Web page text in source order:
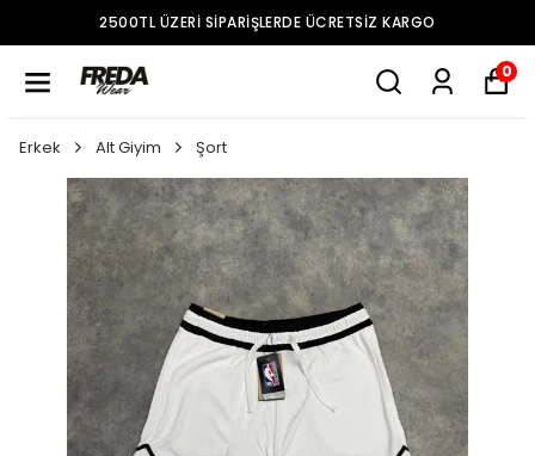
2500TL ÜZERI SIPARIŞLERDE ÜCRETSIZ KARGO
0
Erkek Alt Giyim Şort